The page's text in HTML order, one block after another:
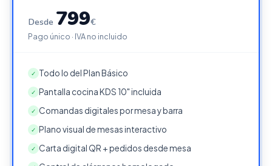
Desde 799€
Pago único · IVA no incluido
✓ Todo lo del Plan Básico
✓ Pantalla cocina KDS 10" incluida
✓ Comandas digitales por mesa y barra
✓ Plano visual de mesas interactivo
✓ Carta digital QR + pedidos desde mesa